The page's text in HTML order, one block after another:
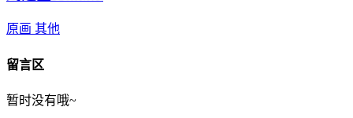
原画 其他
留言区
暂时没有哦~